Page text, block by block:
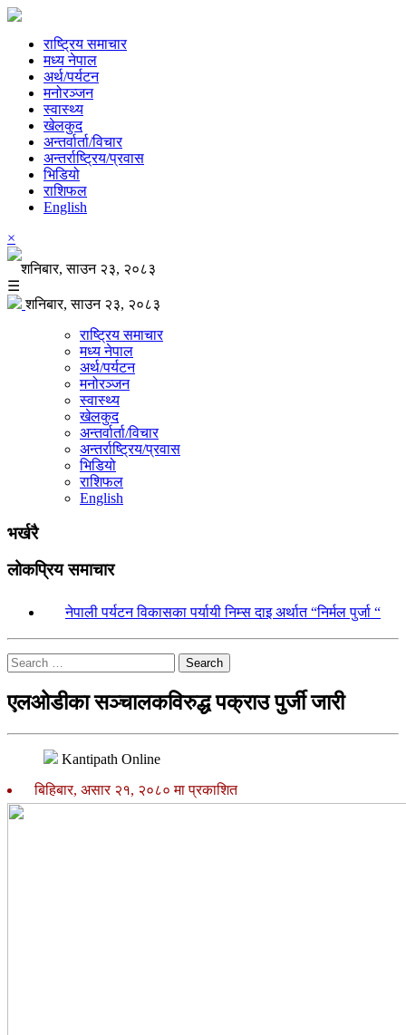
राष्ट्रिय समाचार
मध्य नेपाल
अर्थ/पर्यटन
मनोरञ्जन
स्वास्थ्य
खेलकुद
अन्तर्वार्ता/विचार
अन्तर्राष्ट्रिय/प्रवास
भिडियो
राशिफल
English
×
शनिबार, साउन २३, २०८३
☰
शनिबार, साउन २३, २०८३
राष्ट्रिय समाचार
मध्य नेपाल
अर्थ/पर्यटन
मनोरञ्जन
स्वास्थ्य
खेलकुद
अन्तर्वार्ता/विचार
अन्तर्राष्ट्रिय/प्रवास
भिडियो
राशिफल
English
भर्खरै
लोकप्रिय समाचार
नेपाली पर्यटन विकासका पर्यायी निम्स दाइ अर्थात “निर्मल पुर्जा “
Search
एलओडीका सञ्चालकविरुद्ध पक्राउ पुर्जी जारी
Kantipath Online
बिहिबार, असार २१, २०८० मा प्रकाशित